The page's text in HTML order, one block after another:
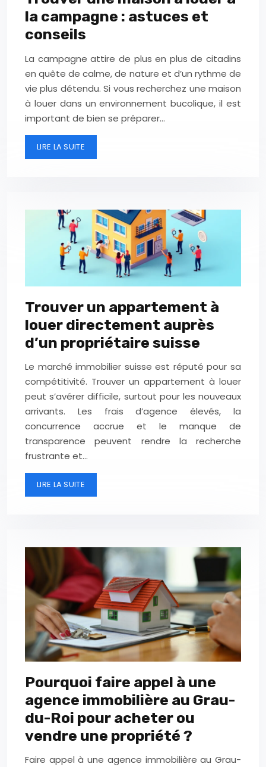
la campagne : astuces et
conseils
La campagne attire de plus en plus de citadins
en quête de calme, de nature et d’un rythme de
vie plus détendu. Si vous recherchez une maison
à louer dans un environnement bucolique, il est
important de bien se préparer…
LIRE LA SUITE
Trouver un appartement à
louer directement auprès
d’un propriétaire suisse
Le marché immobilier suisse est réputé pour sa
compétitivité. Trouver un appartement à louer
peut s’avérer difficile, surtout pour les nouveaux
arrivants. Les frais d’agence élevés, la
concurrence accrue et le manque de
transparence peuvent rendre la recherche
frustrante et…
LIRE LA SUITE
Pourquoi faire appel à une
agence immobilière au Grau-
du-Roi pour acheter ou
vendre une propriété ?
Faire appel à une agence immobilière au Grau-